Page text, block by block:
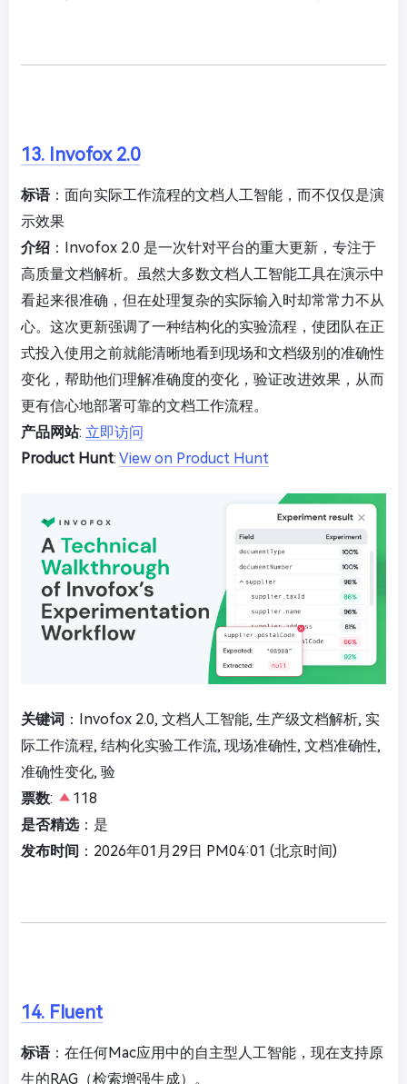
13. Invofox 2.0
标语：面向实际工作流程的文档人工智能，而不仅仅是演
示效果
介绍 ：Invofox 2.0 是一次针对平台的重大更新，专注于
高质量文档解析。虽然大多数文档人工智能工具在演示中
看起来很准确，但在处理复杂的实际输入时却常常力不从
心。这次更新强调了一种结构化的实验流程，使团队在正
式投入使用之前就能清晰地看到现场和文档级别的准确性
变化，帮助他们理解准确度的变化，验证改进效果，从而
更有信心地部署可靠的文档工作流程。
产品网站: 立即访问
Product Hunt: View on Product Hunt
关键词 ：Invofox 2.0, 文档人工智能, 生产级文档解析, 实
际工作流程, 结构化实验工作流, 现场准确性, 文档准确性,
准确性变化, 验
票数:
118
是否精选：是
发布时间 ：2026年01月29日 PM04:01 (北京时间)
14. Fluent
标语：在任何Mac应用中的自主型人工智能，现在支持原
生的RAG（检索增强生成）。